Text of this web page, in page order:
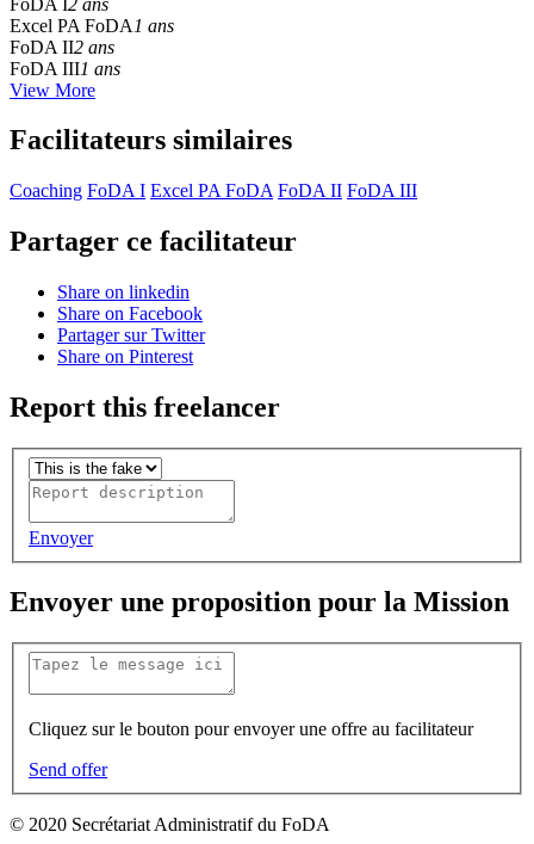
Excel PA FoDA 1 ans
FoDA II2 ans
FoDA III1 ans
View More
Facilitateurs similaires
Coaching FoDA I Excel PA FoDA FoDA II FoDA III
Partager ce facilitateur
Share on linkedin
Share on Facebook
Partager sur Twitter
Share on Pinterest
Report this freelancer
Envoyer
Envoyer une proposition pour la Mission
Cliquez sur le bouton pour envoyer une offre au facilitateur
Send offer
© 2020 Secrétariat Administratif du FoDA